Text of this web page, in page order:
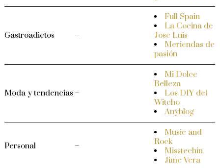
Gastroadictos –
Full Spain
La Cocina de
Jose Luis
Meriendas de
pasión
Moda y tendencias –
Mi Dolce
Belleza
Los DIY del
Witcho
Anyblog
Personal –
Music and
Rock
Misstechin
Jime Vera